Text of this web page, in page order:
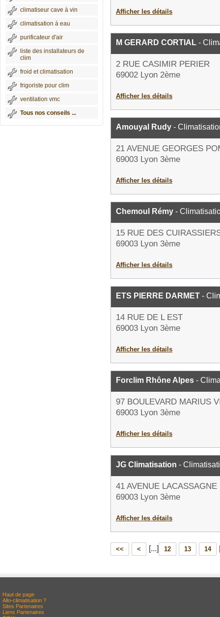
climatiseur cave à vin
climatisation à eau
purificateur d'air
liste des installateurs de
clim
froid et climatisation
frigoriste pour clim
ventilation vmc
Tous nos conseils ...
Afficher les détails
M GERARD CORTIAL -
2 RUE CASIMIR PERIER
69002 Lyon 2ème
Afficher les détails
Amouyal Rudy -
21 AVENUE GEORGES
69003 Lyon 3ème
Afficher les détails
Chemoul Rémy -
15 RUE DES
69003 Lyon 3ème
Afficher les détails
ETS PIERRE DARMET -
14 RUE DE L EST
69003 Lyon 3ème
Afficher les détails
Forclim Rhône Alpes -
97 BOULEVARD MARIUS
69003 Lyon 3ème
Afficher les détails
JG Climatisation -
41 AVENUE LACASSAGNE
69003 Lyon 3ème
Afficher les détails
<< < [...] 12 13 14
Haut de page
Allo-climatisation ?
Sites Partenaires
Liens Partenaires